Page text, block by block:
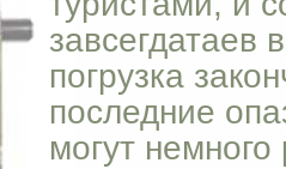
завсегдатаев
погрузка
последние
могут